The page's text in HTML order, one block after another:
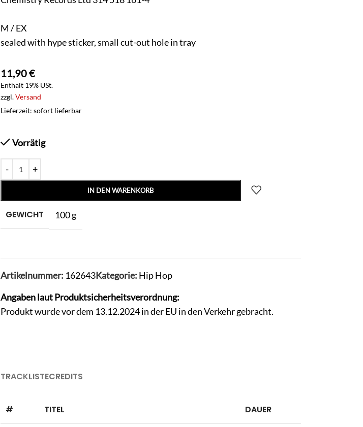
M / EX
sealed with hype sticker, small cut-out hole in tray
11,90€
Enthält 19% USt.
zzgl.Versand
Lieferzeit: sofort lieferbar
Vorrätig
IN DEN WARENKORB
GEWICHT 100 g
Artikelnummer: 162643Kategorie: Hip Hop
Angaben laut Produktsicherheitsverordnung:
Produkt wurde vor dem 13.12.2024 in der EU in den Verkehr gebracht.
TRACKLISTECREDITS
# TITEL DAUER